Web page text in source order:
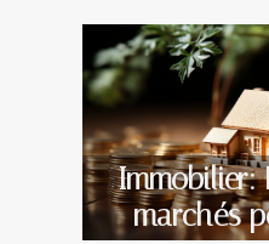
Immobilier:
marchés